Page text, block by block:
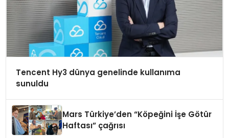
Tencent Hy3 dünya genelinde kullanıma
sunuldu
Mars Türkiye’den “Köpeğini İşe Götür
Haftası” çağrısı